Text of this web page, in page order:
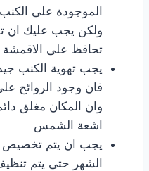
الموجودة على
ولكن يجب عليك ان
تحافظ على الاقمشة
يجب تهوية الكنب
فان وجود الروائح
وان المكان مغلق
اشعة الشمس
يجب ان يتم تخصيص
الشهر حتى يتم